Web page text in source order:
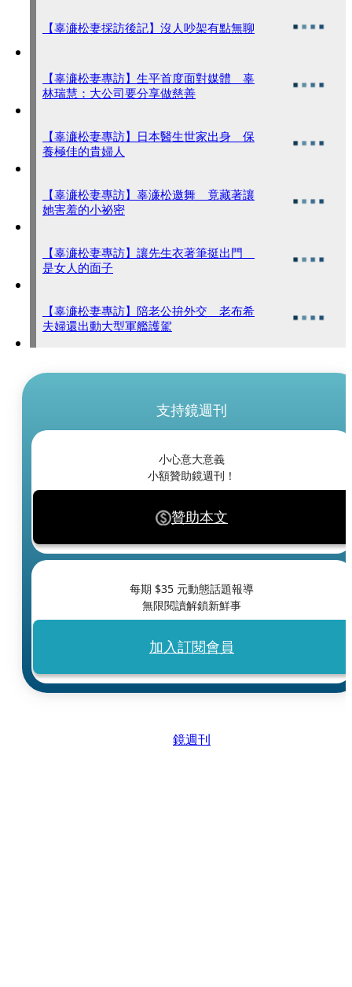
【辜濓松妻採訪後記】沒人吵架有點無聊
【辜濓松妻專訪】生平首度面對媒體 辜
林瑞慧：大公司要分享做慈善
【辜濓松妻專訪】日本醫生世家出身 保
養極佳的貴婦人
【辜濓松妻專訪】辜濓松邀舞 竟藏著讓
她害羞的小祕密
【辜濓松妻專訪】讓先生衣著筆挺出門
是女人的面子
【辜濓松妻專訪】陪老公拚外交 老布希
夫婦還出動大型軍艦護駕
支持鏡週刊
小心意大意義
小額贊助鏡週刊！
贊助本文
每期 $35 元動態話題報導
無限閱讀解鎖新鮮事
加入訂閱會員
鏡週刊